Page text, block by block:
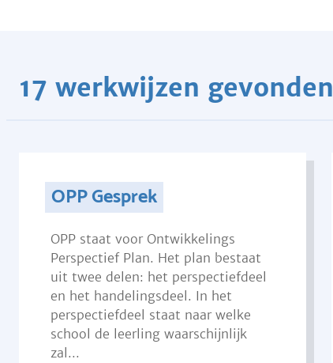
17 werkwijzen gevonden
OPP Gesprek
OPP staat voor Ontwikkelings
Perspectief Plan. Het plan bestaat
uit twee delen: het perspectiefdeel
en het handelingsdeel. In het
perspectiefdeel staat naar welke
school de leerling waarschijnlijk
zal...